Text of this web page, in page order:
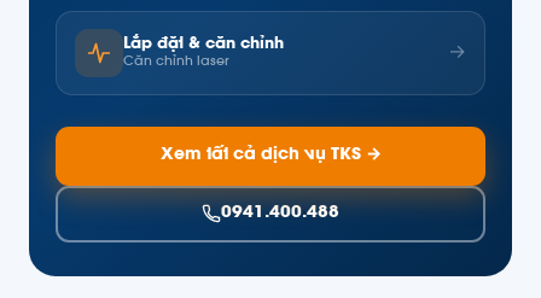
Lắp đặt & căn chỉnh
Căn chỉnh laser →
Xem tất cả dịch vụ TKS →
0941.400.488